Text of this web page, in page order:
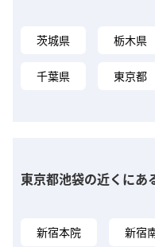
茨城県 栃木県
千葉県 東京都
東京都池袋の近くにあ
新宿本院 新宿